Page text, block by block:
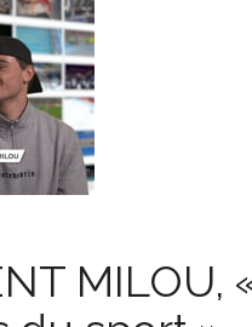
MILOU,